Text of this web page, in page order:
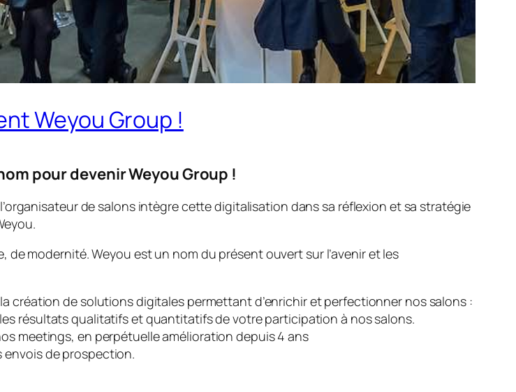
Weyou Group !
pour devenir Weyou Group !
de salons intègre cette digitalisation dans sa réflexion et sa stratégie
modernité. Weyou est un nom du présent ouvert sur l’avenir et les
création de solutions digitales permettant d’enrichir et perfectionner nos salons :
résultats qualitatifs et quantitatifs de votre participation à nos salons.
meetings, en perpétuelle amélioration depuis 4 ans
envois de prospection.